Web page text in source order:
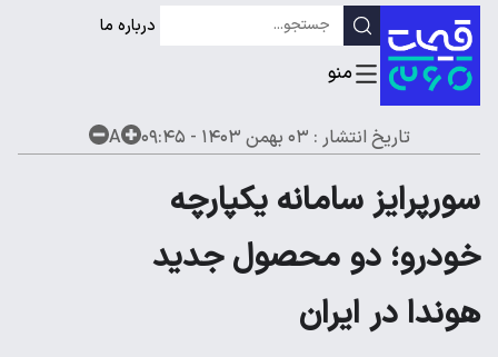
درباره ما
تاریخ انتشار : ۰۳ بهمن ۱۴۰۳ - ۰۹:۴۵ A
سورپرایز سامانه یکپارچه
خودرو؛ دو محصول جدید
هوندا در ایران